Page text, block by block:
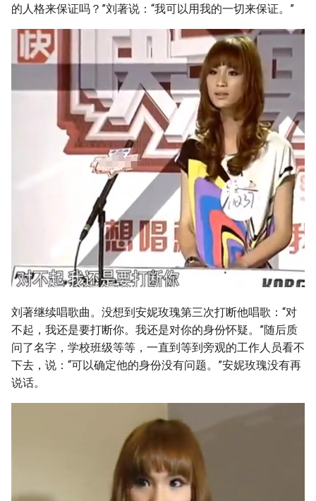
的人格来保证吗？”刘著说：“我可以用我的一切来保证。”
刘著继续唱歌曲。没想到安妮玫瑰第三次打断他唱歌：“对
不起，我还是要打断你。我还是对你的身份怀疑。”随后质
问了名字，学校班级等等，一直到等到旁观的工作人员看不
下去，说：“可以确定他的身份没有问题。”安妮玫瑰没有再
说话。